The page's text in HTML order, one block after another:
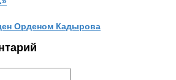
Орденом Кадырова